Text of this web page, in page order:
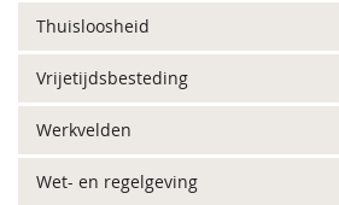
Thuisloosheid
Vrijetijdsbesteding
Werkvelden
Wet- en regelgeving